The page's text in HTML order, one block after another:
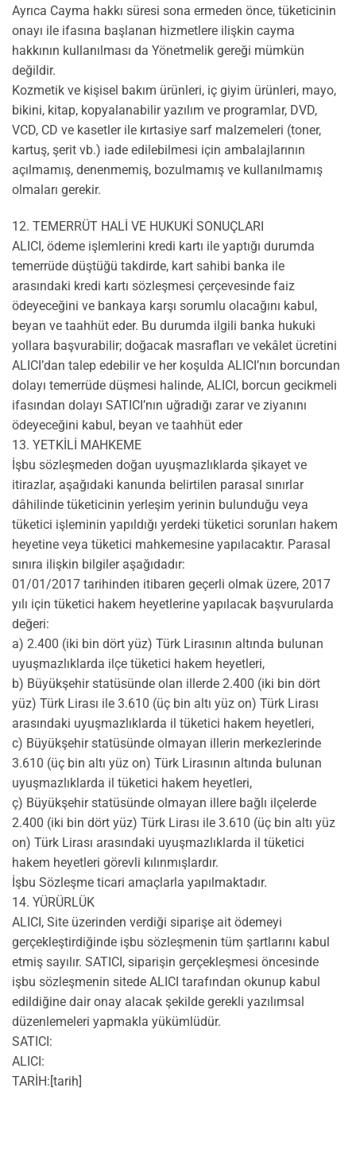
Ayrıca Cayma hakkı süresi sona ermeden önce, tüketicinin
onayı ile ifasına başlanan hizmetlere ilişkin cayma
hakkının kullanılması da Yönetmelik gereği mümkün
değildir.
Kozmetik ve kişisel bakım ürünleri, iç giyim ürünleri, mayo,
bikini, kitap, kopyalanabilir yazılım ve programlar, DVD,
VCD, CD ve kasetler ile kırtasiye sarf malzemeleri (toner,
kartuş, şerit vb.) iade edilebilmesi için ambalajlarının
açılmamış, denenmemiş, bozulmamış ve kullanılmamış
olmaları gerekir.
12. TEMERRÜT HALİ VE HUKUKİ SONUÇLARI
ALICI, ödeme işlemlerini kredi kartı ile yaptığı durumda
temerrüde düştüğü takdirde, kart sahibi banka ile
arasındaki kredi kartı sözleşmesi çerçevesinde faiz
ödeyeceğini ve bankaya karşı sorumlu olacağını kabul,
beyan ve taahhüt eder. Bu durumda ilgili banka hukuki
yollara başvurabilir; doğacak masrafları ve vekâlet ücretini
ALICI’dan talep edebilir ve her koşulda ALICI’nın borcundan
dolayı temerrüde düşmesi halinde, ALICI, borcun gecikmeli
ifasından dolayı SATICI’nın uğradığı zarar ve ziyanını
ödeyeceğini kabul, beyan ve taahhüt eder
13. YETKİLİ MAHKEME
İşbu sözleşmeden doğan uyuşmazlıklarda şikayet ve
itirazlar, aşağıdaki kanunda belirtilen parasal sınırlar
dâhilinde tüketicinin yerleşim yerinin bulunduğu veya
tüketici işleminin yapıldığı yerdeki tüketici sorunları hakem
heyetine veya tüketici mahkemesine yapılacaktır. Parasal
sınıra ilişkin bilgiler aşağıdadır:
01/01/2017 tarihinden itibaren geçerli olmak üzere, 2017
yılı için tüketici hakem heyetlerine yapılacak başvurularda
değeri:
a) 2.400 (iki bin dört yüz) Türk Lirasının altında bulunan
uyuşmazlıklarda ilçe tüketici hakem heyetleri,
b) Büyükşehir statüsünde olan illerde 2.400 (iki bin dört
yüz) Türk Lirası ile 3.610 (üç bin altı yüz on) Türk Lirası
arasındaki uyuşmazlıklarda il tüketici hakem heyetleri,
c) Büyükşehir statüsünde olmayan illerin merkezlerinde
3.610 (üç bin altı yüz on) Türk Lirasının altında bulunan
uyuşmazlıklarda il tüketici hakem heyetleri,
ç) Büyükşehir statüsünde olmayan illere bağlı ilçelerde
2.400 (iki bin dört yüz) Türk Lirası ile 3.610 (üç bin altı yüz
on) Türk Lirası arasındaki uyuşmazlıklarda il tüketici
hakem heyetleri görevli kılınmışlardır.
İşbu Sözleşme ticari amaçlarla yapılmaktadır.
14. YÜRÜRLÜK
ALICI, Site üzerinden verdiği siparişe ait ödemeyi
gerçekleştirdiğinde işbu sözleşmenin tüm şartlarını kabul
etmiş sayılır. SATICI, siparişin gerçekleşmesi öncesinde
işbu sözleşmenin sitede ALICI tarafından okunup kabul
edildiğine dair onay alacak şekilde gerekli yazılımsal
düzenlemeleri yapmakla yükümlüdür.
SATICI:
ALICI:
TARİH:[tarih]